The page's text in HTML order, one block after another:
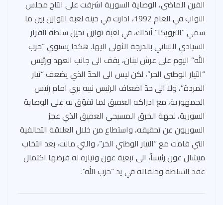
القرن الماضي، الوصاية السورية اشرفت على انتاج مجلس
النواب في العام 1992، ادارت في حينه لعبة التوازن بين ما
سمي “الترويكا” آنذاك، في لعبة توازن تحيل سلطة القرار
السيادي اللبناني بالدرجة الأولى اليها. هكذا يستوي “حزب
الله” اليوم على عرش لبنان، يقف الى جانب العهد ورئيس
“التيار الوطني الحر”، لكن ليس الى الحدّ الذي يضعف “تيار
المردة”، ولا الى حدّ اضعاف الرئيس نبيه بري امام رئيس
الجمهورية، مع ادراكه العميق لما تفوّق به على الوصاية
السورية، لجهة الخرق المسيحي العميق الذي عجز
السوريون عن تحقيقه، واستطاع من خلال العلاقة التحالفية
التي قامت مع “التيار الوطني الحر”، والتي مالت، بعد انتخاب
ميشال عون رئيساً، الى تبعية عون وتياره له فرضها اكتمال
عقد السلطة وحلقاته في يد “حزب الله”.